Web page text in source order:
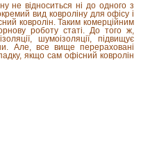
не відноситься ні до одного з
вид ковроліну для офісу і
ковролін. Таким комерційним
роботу статі. До того ж,
шумоізоляції, підвищує
Але, все вище перераховані
якщо сам офісний ковролін